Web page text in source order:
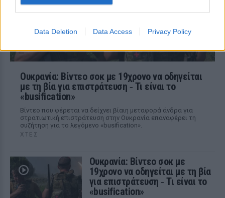
Data Deletion Data Access Privacy Policy
Ουκρανία: Βίντεο σοκ με 19χρονο να οδηγείται
με τη βία για επιστράτευση ‑ Τι είναι το
«busification»
Βίντεο που φέρεται να δείχνει βίαιη μεταφορά άνδρα για
στρατιωτική επιστράτευση στην Ουκρανία επαναφέρει τη
συζήτηση για το λεγόμενο «busification».
ΧΤΕΣ
Ουκρανία: Βίντεο σοκ με
19χρονο να οδηγείται με τη βία
για επιστράτευση ‑ Τι είναι το
«busification»